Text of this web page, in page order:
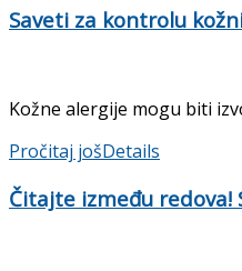
Saveti za kontrolu
Kožne alergije mogu biti
Pročitaj jošDetails
Čitajte između